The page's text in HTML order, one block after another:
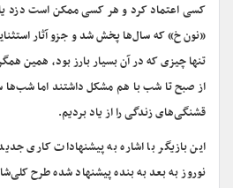
کسی اعتماد کرد و هر کسی ممکن است دزد یا
«نون خ» که سال‌ها پخش شد و جزو آثار
تنها چیزی که در آن بسیار بارز بود، همین
از صبح تا شب با هم مشکل داشتند اما شب‌ها
قشنگی‌های زندگی را از یاد بردیم.
این بازیگر با اشاره به پیشنهادات کاری
نوروز به بعد به بنده پیشنهاد شده طرح